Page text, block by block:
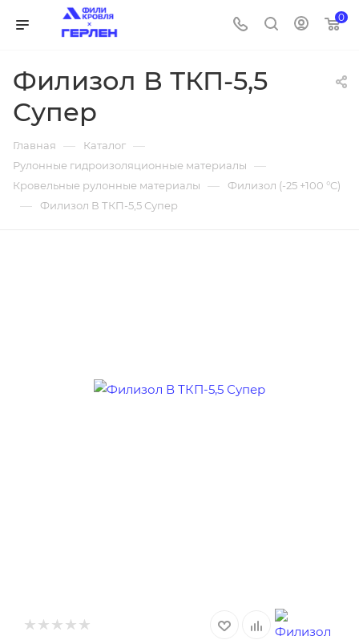
0
Филизол В ТКП-5,5
Супер
Главная — Каталог —
Рулонные гидроизоляционные материалы —
Кровельные рулонные материалы — Филизол (-25 +100 °C)
— Филизол В ТКП-5,5 Супер